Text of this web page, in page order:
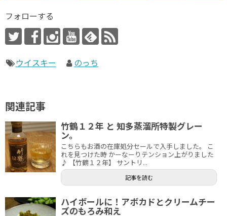
フォローする
ウイスキー のっち
関連記事
竹鶴１２年 と 知多蒸溜所特製グレー
ン。
こちらもお酒の在庫処分セールで入手しました。 こ
れを見つけた時 かーなーりテンション上がりました
♪ 【竹鶴１２年】 サントリ...
記事を読む
ハイボールに！アボカドとクリームチー
ズのもろみ和え